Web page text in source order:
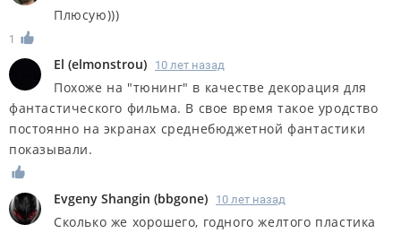
Плюсую)))
1
El (elmonstrou) 10 лет назад
Похоже на "тюнинг" в качестве декорация для
фантастического фильма. В свое время такое уродство
постоянно на экранах среднебюджетной фантастики
показывали.
Evgeny Shangin (bbgone) 10 лет назад
Сколько же хорошего, годного желтого пластика